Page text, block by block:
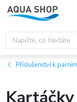
Přejít
na
obsah
Příslušenství k